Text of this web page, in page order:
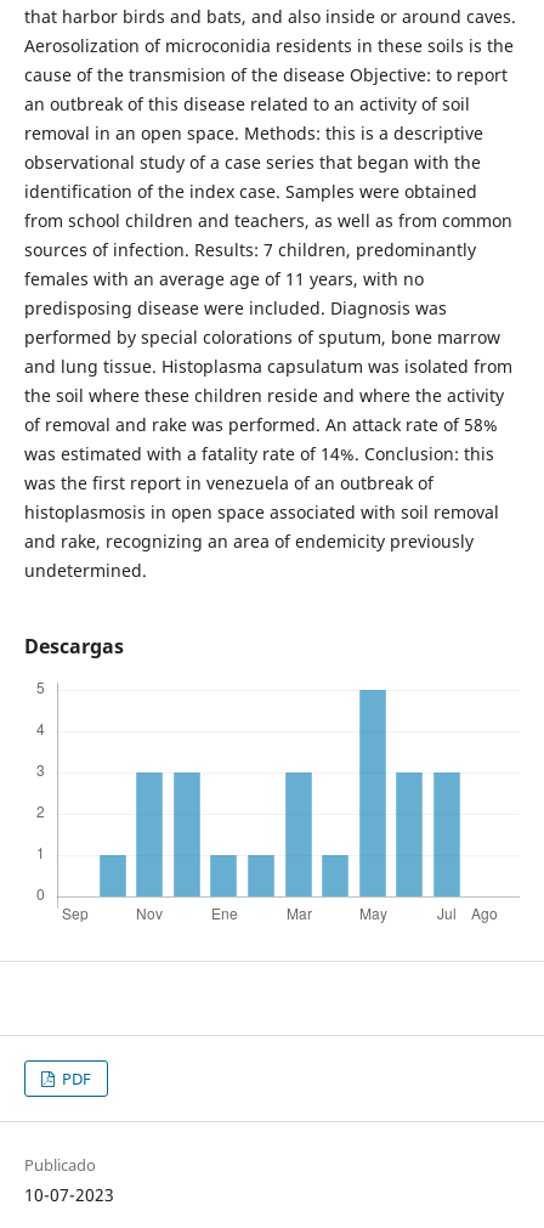
that harbor birds and bats, and also inside or around caves.
Aerosolization of microconidia residents in these soils is the
cause of the transmision of the disease Objective: to report
an outbreak of this disease related to an activity of soil
removal in an open space. Methods: this is a descriptive
observational study of a case series that began with the
identification of the index case. Samples were obtained
from school children and teachers, as well as from common
sources of infection. Results: 7 children, predominantly
females with an average age of 11 years, with no
predisposing disease were included. Diagnosis was
performed by special colorations of sputum, bone marrow
and lung tissue. Histoplasma capsulatum was isolated from
the soil where these children reside and where the activity
of removal and rake was performed. An attack rate of 58%
was estimated with a fatality rate of 14%. Conclusion: this
was the first report in venezuela of an outbreak of
histoplasmosis in open space associated with soil removal
and rake, recognizing an area of endemicity previously
undetermined.
Descargas
PDF
Publicado
10-07-2023